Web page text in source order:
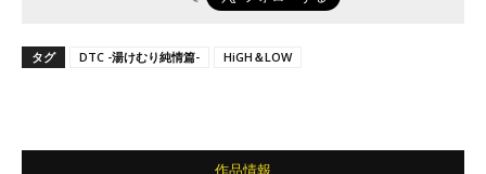
タグ DTC -湯けむり純情篇- HiGH＆LOW
作品情報